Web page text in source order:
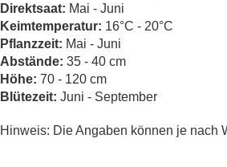
Direktsaat: Mai - Juni
Keimtemperatur: 16°C - 20°C
Pflanzzeit: Mai - Juni
Abstände: 35 - 40 cm
Höhe: 70 - 120 cm
Blütezeit: Juni - September
Hinweis: Die Angaben können je nach